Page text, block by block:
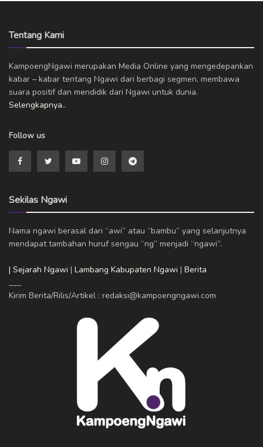
Tentang Kami
KampoengNgawi merupakan Media Online yang mengedepankan
kabar – kabar tentang Ngawi dari berbagi segmen, membawa
suara positif dan mendidik dari Ngawi untuk dunia.
Selengkapnya..
Follow us
Sekilas Ngawi
Nama ngawi berasal dari “awi” atau “bambu” yang selanjutnya
mendapat tambahan huruf sengau “ng” menjadi “ngawi”.
| Sejarah Ngawi | Lambang Kabupaten Ngawi | Berita
Kirim Berita/Rilis/Artikel : redaksi@kampoengngawi.com